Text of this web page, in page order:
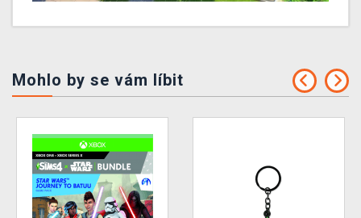
Mohlo by se vám líbit